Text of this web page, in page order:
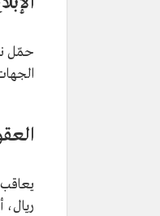
حمّل
ريال،